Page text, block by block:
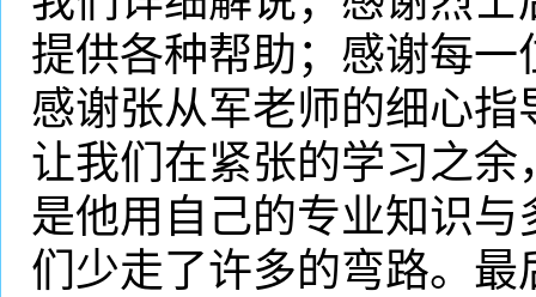
提供各种帮助；感谢每
感谢张从军老师的细心指
让我们在紧张的学习之
是他用自己的专业知识
们少走了许多的弯路。